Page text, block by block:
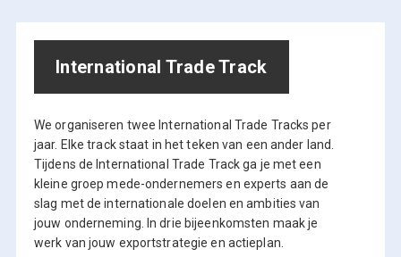
International Trade Track
We organiseren twee International Trade Tracks per
jaar. Elke track staat in het teken van een ander land.
Tijdens de International Trade Track ga je met een
kleine groep mede-ondernemers en experts aan de
slag met de internationale doelen en ambities van
jouw onderneming. In drie bijeenkomsten maak je
werk van jouw exportstrategie en actieplan.